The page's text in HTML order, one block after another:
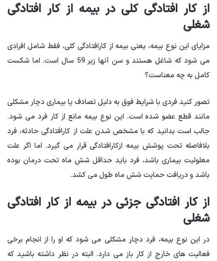
از کار افتادگی کلی در بیمه از کار افتادگی
شغلی
مزایای این نوع بیمه، یعنی بیمه از کارافتادگی کلی، فقط شامل افرادی
می شود که شاغل هستند و سن آنها زیر 59 سال است. اما شکست
کامل به چه معناست؟
تصور کنید فردی با شرایط فوق به دلیل تصادف یا بیماری دچار مشکلی
مانند قطع عضو شده است. این نوع بیمه مانع از کار فرد می شود.
جالب است بدانید که با مشخص شدن علت از کارافتادگی حادثه، فرد
بلافاصله تحت پوشش بیمه ازکارافتادگی قرار می گیرد. اما اگر علت
معلولیت بیماری باشد، فرد باید حداقل شش ماه تحت درمان بوده
باشد و دریافت حمایت شش ماه طول می کشد.
از کار افتادگی جزئی در بیمه از کار افتادگی
شغلی
در این نوع بیمه، فرد دچار مشکلی می شود که او را از انجام برخی
فعالیت های خارج از کار باز می دارد. البته در نظر داشته باشید که